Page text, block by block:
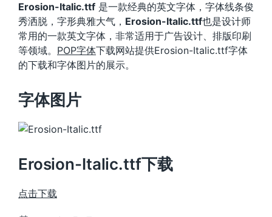
Erosion-Italic.ttf 是一款经典的英文字体，字体线条俊
秀洒脱，字形典雅大气， Erosion-Italic.ttf也是设计师
常用的一款英文字体，非常适用于广告设计、排版印刷
等领域。 POP字体下载网站提供Erosion-Italic.ttf字体
的下载和字体图片的展示。
字体图片
Erosion-Italic.ttf下载
点击下载